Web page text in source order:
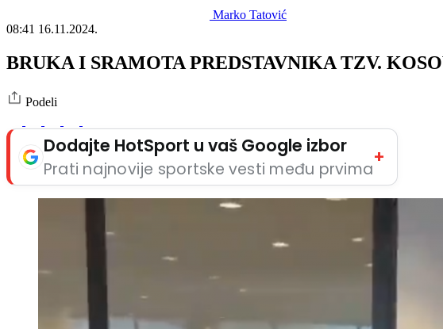
Marko Tatović
08:41 16.11.2024.
BRUKA I SRAMOTA PREDSTAVNIKA TZV.
Podeli
Dodajte HotSport u vaš Google izbor
Prati najnovije sportske vesti među prvima
+